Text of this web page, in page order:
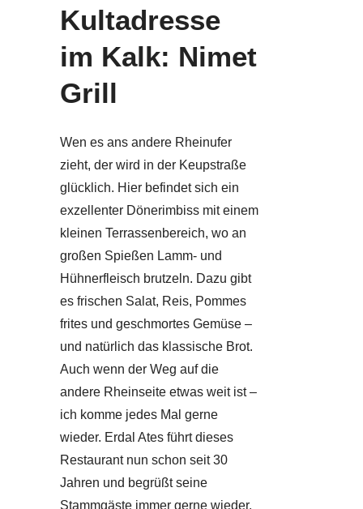
Kultadresse
im Kalk: Nimet
Grill
Wen es ans andere Rheinufer
zieht, der wird in der Keupstraße
glücklich. Hier befindet sich ein
exzellenter Dönerimbiss mit einem
kleinen Terrassenbereich, wo an
großen Spießen Lamm- und
Hühnerfleisch brutzeln. Dazu gibt
es frischen Salat, Reis, Pommes
frites und geschmortes Gemüse –
und natürlich das klassische Brot.
Auch wenn der Weg auf die
andere Rheinseite etwas weit ist –
ich komme jedes Mal gerne
wieder. Erdal Ates führt dieses
Restaurant nun schon seit 30
Jahren und begrüßt seine
Stammgäste immer gerne wieder.